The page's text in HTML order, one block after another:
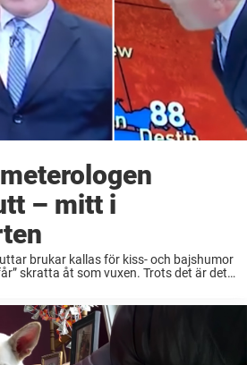
– mitt i
brukar kallas för kiss- och bajshumor
skratta åt som vuxen. Trots det är det